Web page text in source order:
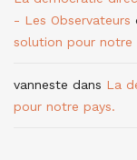
- Les Observateurs
solution pour notre
vanneste dans La
pour notre pays.